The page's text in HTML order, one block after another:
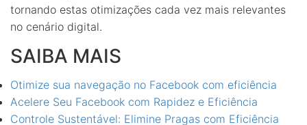
tornando estas otimizações cada vez mais relevantes
no cenário digital.
SAIBA MAIS
Otimize sua navegação no Facebook com eficiência
Acelere Seu Facebook com Rapidez e Eficiência
Controle Sustentável: Elimine Pragas com Eficiência